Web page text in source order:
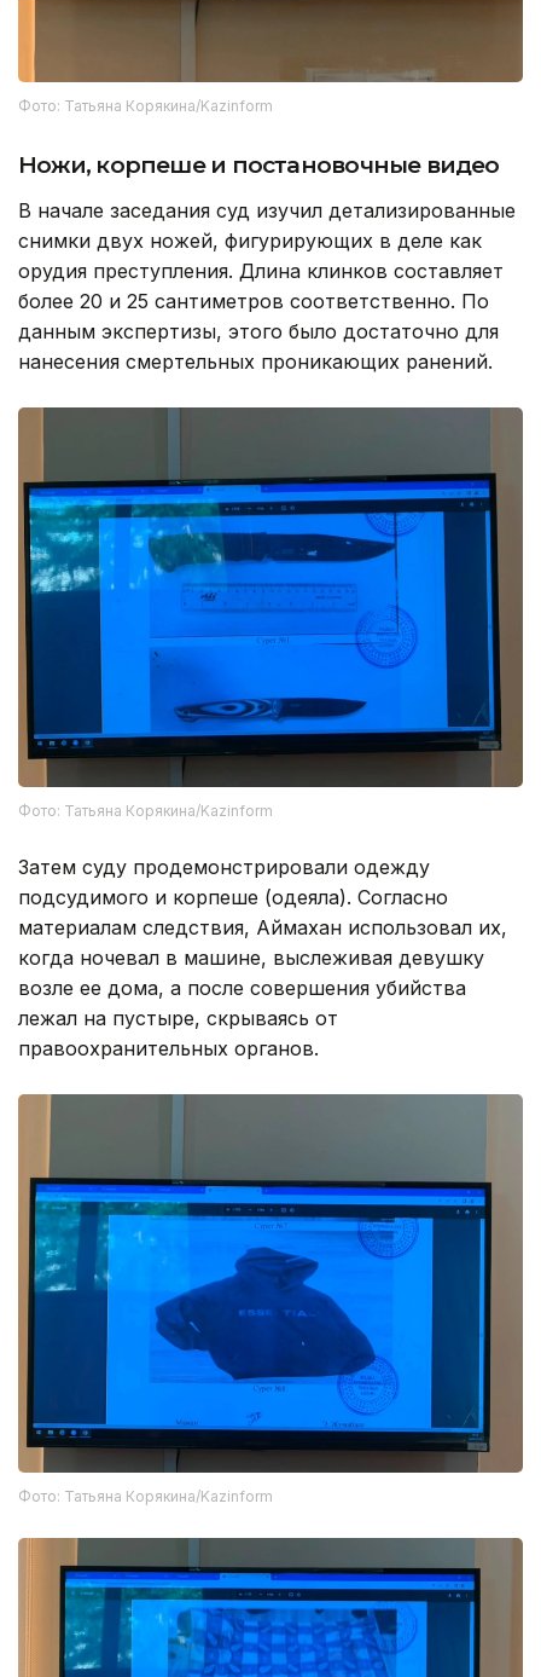
Фото: Татьяна Корякина/Kazinform
Ножи, корпеше и постановочные видео
В начале заседания суд изучил детализированные
снимки двух ножей, фигурирующих в деле как
орудия преступления. Длина клинков составляет
более 20 и 25 сантиметров соответственно. По
данным экспертизы, этого было достаточно для
нанесения смертельных проникающих ранений.
Фото: Татьяна Корякина/Kazinform
Затем суду продемонстрировали одежду
подсудимого и корпеше (одеяла). Согласно
материалам следствия, Аймахан использовал их,
когда ночевал в машине, выслеживая девушку
возле ее дома, а после совершения убийства
лежал на пустыре, скрываясь от
правоохранительных органов.
Фото: Татьяна Корякина/Kazinform